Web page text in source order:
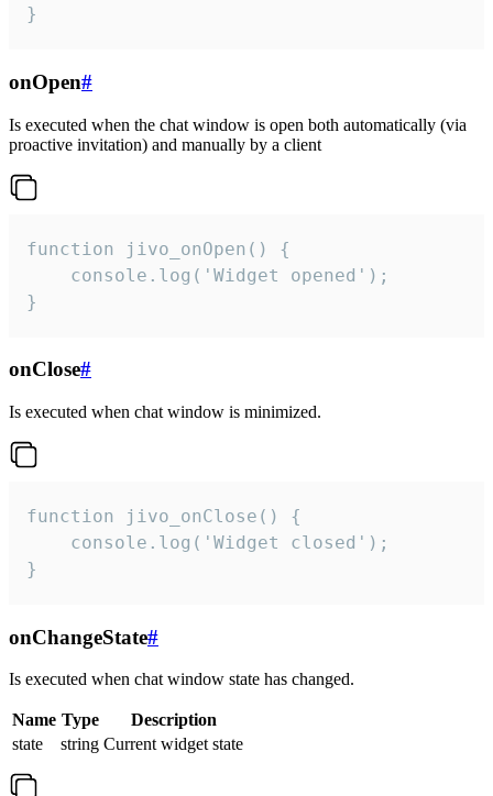
}
onOpen#
Is executed when the chat window is open both automatically (via
proactive invitation) and manually by a client
function jivo_onOpen() {
    console.log('Widget opened');
}
onClose#
Is executed when chat window is minimized.
function jivo_onClose() {
    console.log('Widget closed');
}
onChangeState#
Is executed when chat window state has changed.
Name Type
Description
state
string Current widget state